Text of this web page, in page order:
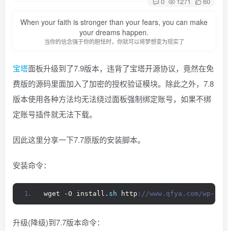
When your faith is stronger than your fears, you can make
your dreams happen.
当你的信念强于你的胆怯时，你就可以将梦想变为现实了
宝塔面板升级到了7.9版本，违背了宝塔开源协议，竟然在免
费版的源码里面加入了加密的授权验证模块。除此之外，7.8
版本使用各种方法均无法绕过面板强制绑定账号，如果不绑
定账号插件就无法下载。
因此这里分享一下7.7原版的安装脚本。
安装命令：
wget -O install. sh http ://www.qfya.com/wp-
升级(降级)到7.7版本命令：
登录
没有账号？立即注册
用户名或邮箱
百度登录